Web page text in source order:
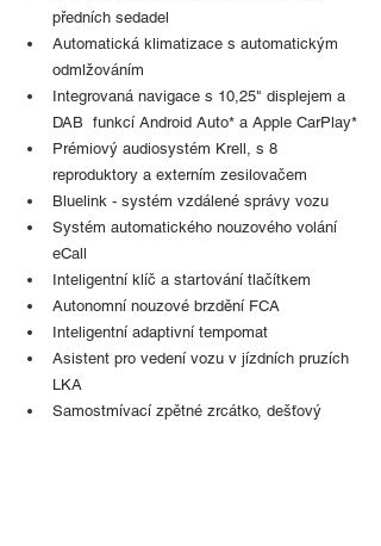
předních sedadel
Automatická klimatizace s automatickým
odmlžováním
Integrovaná navigace s 10,25" displejem a
DAB  funkcí Android Auto* a Apple CarPlay*
Prémiový audiosystém Krell, s 8
reproduktory a externím zesilovačem
Bluelink - systém vzdálené správy vozu
Systém automatického nouzového volání
eCall
Inteligentní klíč a startování tlačítkem
Autonomní nouzové brzdění FCA
Inteligentní adaptivní tempomat
Asistent pro vedení vozu v jízdních pruzích
LKA
Samostmívací zpětné zrcátko, dešťový